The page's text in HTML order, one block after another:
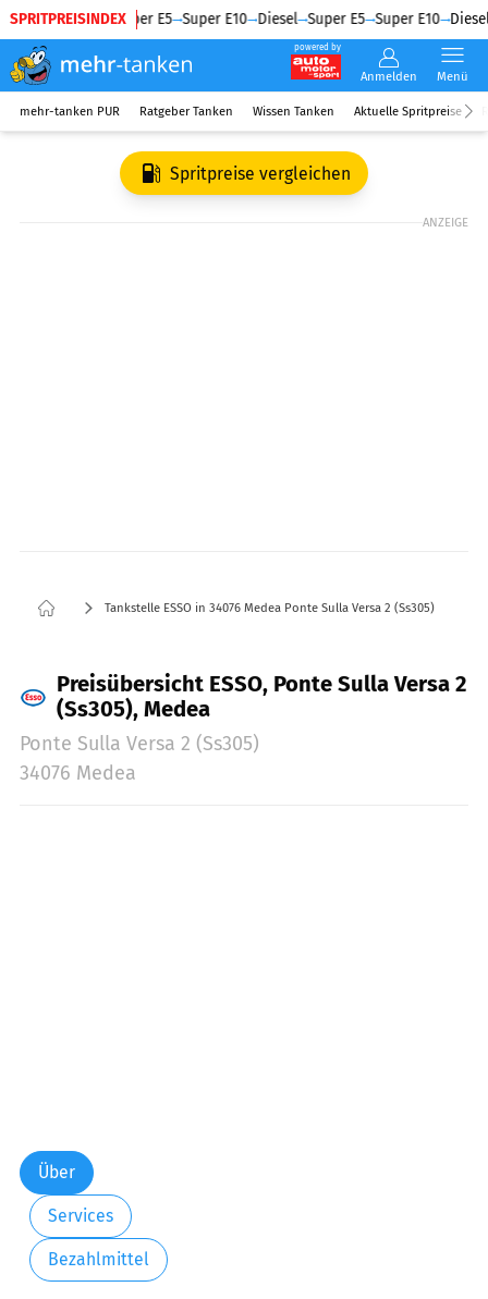
SPRITPREISINDEX
Diesel Super E5 Super E10 Diesel Super E5 Super E10 Diesel
powered by
Anmelden Menü
mehr-tanken PUR Ratgeber Tanken Wissen Tanken Aktuelle Spritpreise
Spritpreise vergleichen
ANZEIGE
Tankstelle ESSO in 34076 Medea Ponte Sulla Versa 2 (Ss305)
Preisübersicht ESSO, Ponte Sulla Versa 2
(Ss305), Medea
Ponte Sulla Versa 2 (Ss305)
34076 Medea
Über
Services
Bezahlmittel